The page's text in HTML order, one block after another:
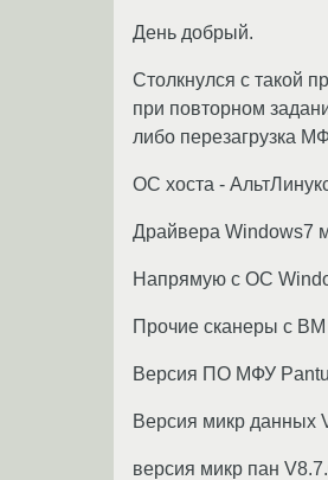
День добрый.
Столкнулся с такой
при повторном
либо перезагрузка
ОС хоста -
Драйвера Windows7
Напрямую с ОС
Прочие сканеры с ВМ
Версия ПО МФУ
Версия микр данных
версия микр пан